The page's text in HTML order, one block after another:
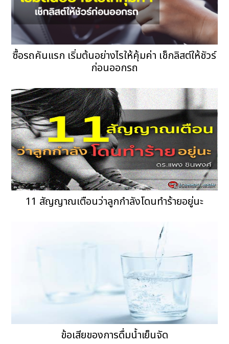
ซื้อรถคันแรก เริ่มต้นอย่างไรให้คุ้มค่า เช็กลิสต์ให้ชัวร์
ก่อนออกรถ
11 สัญญาณเตือนว่าลูกกำลังโดนทำร้ายอยู่นะ
ข้อเสียของการดื่มน้ำเย็นจัด